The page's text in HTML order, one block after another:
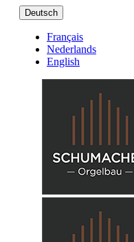
Deutsch
Français
Nederlands
English